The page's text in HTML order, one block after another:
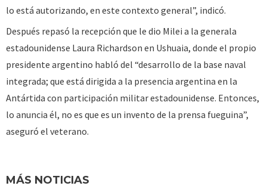
lo está autorizando, en este contexto general”, indicó.
Después repasó la recepción que le dio Milei a la generala
estadounidense Laura Richardson en Ushuaia, donde el propio
presidente argentino habló del “desarrollo de la base naval
integrada; que está dirigida a la presencia argentina en la
Antártida con participación militar estadounidense. Entonces,
lo anuncia él, no es que es un invento de la prensa fueguina”,
aseguró el veterano.
MÁS NOTICIAS